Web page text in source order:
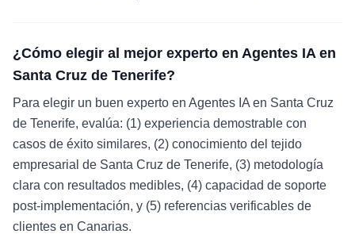
¿Cómo elegir al mejor experto en Agentes IA en
Santa Cruz de Tenerife?
Para elegir un buen experto en Agentes IA en Santa Cruz
de Tenerife, evalúa: (1) experiencia demostrable con
casos de éxito similares, (2) conocimiento del tejido
empresarial de Santa Cruz de Tenerife, (3) metodología
clara con resultados medibles, (4) capacidad de soporte
post-implementación, y (5) referencias verificables de
clientes en Canarias.